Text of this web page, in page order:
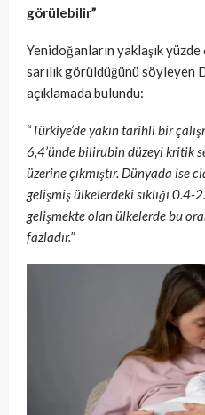
görülebilir”
Yenidoğanların yaklaşık
sarılık görüldüğünü söyleyen
açıklamada bulundu:
“Türkiye’de yakın tarihli bir
6,4’ünde bilirubin düzeyi kritik
üzerine çıkmıştır. Dünyada ise
gelişmiş ülkelerdeki sıklığı
gelişmekte olan ülkelerde bu
fazladır.”